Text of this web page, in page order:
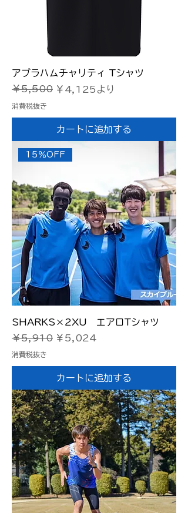
アブラハムチャリティ Tシャツ
通常価格
￥5,500 ￥4,125 より
セール価格
消費税抜き
カートに追加する
15％OFF
SHARKS×2XU エアロTシャツ
通常価格
￥5,910 セール価格
￥5,024
消費税抜き
カートに追加する